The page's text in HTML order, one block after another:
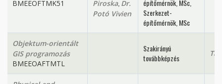
BMEEOFTMK51
Piroska, Dr.
Potó Vivien
építőmérnök, MSc,
Szerkezet-
építőmérnök, MSc
Objektum-orientált
GIS programozás
BMEEOAFTMTL
Szakirányú
továbbképzés